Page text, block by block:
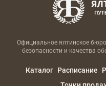
Официальное ялтинское
безопасности и качества
Каталог Расписание